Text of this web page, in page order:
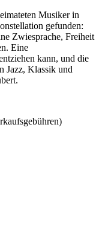
Musiker in
gefunden:
Zwiesprache, Freiheit
Eine
kann, und die
Jazz, Klassik und